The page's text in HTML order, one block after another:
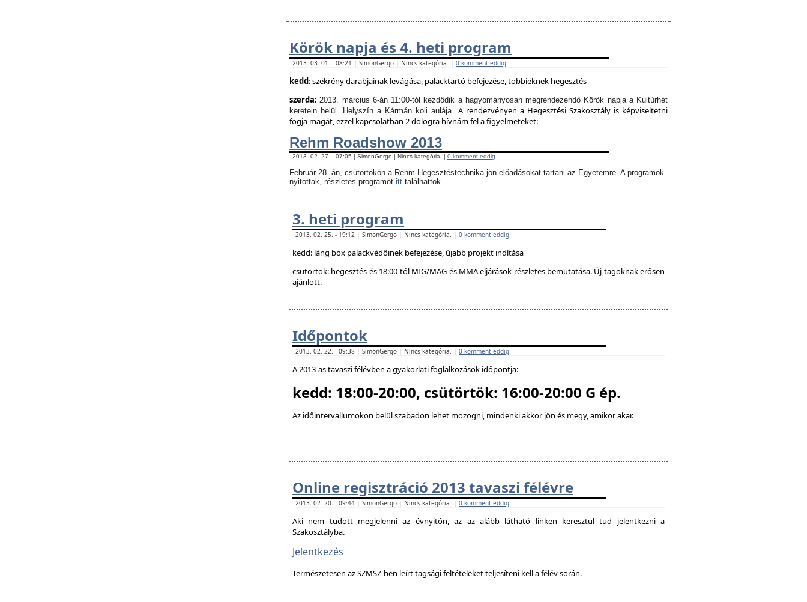
Körök napja és 4. heti program
2013. 03. 01. - 08:21 | SimonGergo | Nincs kategória. | 0 komment eddig
kedd: szekrény darabjainak levágása, palacktartó befejezése, többieknek hegesztés
szerda:2013. március 6-án 11:00-tól kezdődik a hagyományosan megrendezendő Körök napja a Kultúrhét
keretein belül. Helyszín a Kármán koli aulája. A rendezvényen a Hegesztési Szakosztály is képviseltetni
fogja magát, ezzel kapcsolatban 2 dologra hívnám fel a figyelmeteket:
Rehm Roadshow 2013
2013. 02. 27. - 07:05 | SimonGergo | Nincs kategória. | 0 komment eddig
Február 28.-án, csütörtökön a Rehm Hegesztéstechnika jön előadásokat tartani az Egyetemre. A programok
nyitottak, részletes programot itt találhattok.
3. heti program
2013. 02. 25. - 19:12 | SimonGergo | Nincs kategória. | 0 komment eddig
kedd: láng box palackvédőinek befejezése, újabb projekt indítása
csütörtök: hegesztés és 18:00-tól MIG/MAG és MMA eljárások részletes bemutatása. Új tagoknak erősen
ajánlott.
Időpontok
2013. 02. 22. - 09:38 | SimonGergo | Nincs kategória. | 0 komment eddig
A 2013-as tavaszi félévben a gyakorlati foglalkozások időpontja:
kedd: 18:00-20:00, csütörtök: 16:00-20:00 G ép.
Az időintervallumokon belül szabadon lehet mozogni, mindenki akkor jön és megy, amikor akar.
Online regisztráció 2013 tavaszi félévre
2013. 02. 20. - 09:44 | SimonGergo | Nincs kategória. | 0 komment eddig
Aki nem tudott megjelenni az évnyitón, az az alább látható linken keresztül tud jelentkezni a
Szakosztályba.
Jelentkezés
Természetesen az SZMSZ-ben leírt tagsági feltételeket teljesíteni kell a félév során.